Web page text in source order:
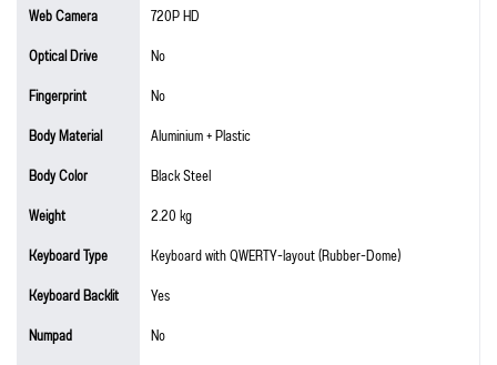
Web Camera
720P HD
Optical Drive
No
Fingerprint
No
Body Material
Aluminium + Plastic
Body Color
Black Steel
Weight
2.20 kg
Keyboard Type
Keyboard with QWERTY-layout (Rubber-Dome)
Keyboard Backlit
Yes
Numpad
No